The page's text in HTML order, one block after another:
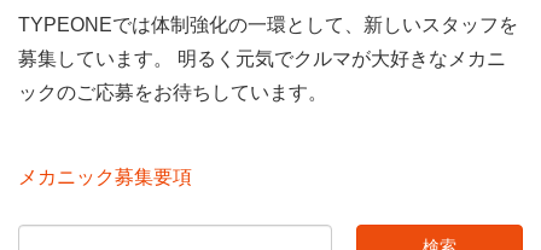
TYPEONEでは体制強化の一環として、新しいスタッフを
募集しています。 明るく元気でクルマが大好きなメカニ
ックのご応募をお待ちしています。
メカニック募集要項